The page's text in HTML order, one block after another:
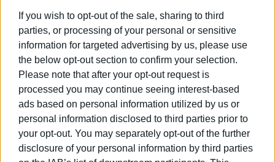
If you wish to opt-out of the sale, sharing to third
parties, or processing of your personal or sensitive
information for targeted advertising by us, please use
the below opt-out section to confirm your selection.
Please note that after your opt-out request is
processed you may continue seeing interest-based
ads based on personal information utilized by us or
personal information disclosed to third parties prior to
your opt-out. You may separately opt-out of the further
disclosure of your personal information by third parties
εξαιρετικά χρονοβόρα και σε κάποιες περιπτώσεις
αναποτελεσματική.
Παρά τις καλές προθέσεις του Δημάρχου για την
εξεύρεση λύσεων και παρεμβάσεων προς τη σωστή
κατεύθυνση, η καθημερινότητα αποδεικνύει ότι οι
δημοτικές υπηρεσίες εξακολουθούν να λειτουργούν με
ρυθμούς που όχι μόνο δεν επιτρέπουν την ταχεία και
ουσιαστική αντιμετώπιση των προβλημάτων, αλλά
απαιτούν και πολλαπλάσιο χρόνο από αυτόν που ένας